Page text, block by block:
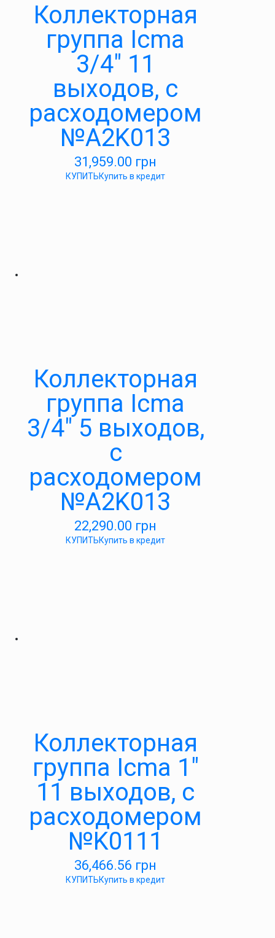
Коллекторная
группа Icma
3/4″ 11
выходов, с
расходомером
№A2K013
31,959.00 грн
КУПИТЬКупить в кредит
Коллекторная
группа Icma
3/4″ 5 выходов,
с
расходомером
№A2K013
22,290.00 грн
КУПИТЬКупить в кредит
Коллекторная
группа Icma 1″
11 выходов, с
расходомером
№K0111
36,466.56 грн
КУПИТЬКупить в кредит